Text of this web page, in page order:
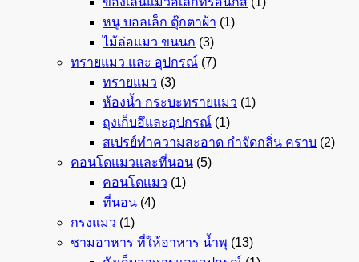
หนู บอลเล็ก ตุ๊กตาผ้า (1)
ไม้ล่อแมว ขนนก (3)
ทรายแมว และ อุปกรณ์ (7)
ทรายแมว (3)
ห้องน้ำ กระบะทรายแมว (1)
ถุงเก็บอึและอุปกรณ์ (1)
สเปรย์ทำความสะอาด กำจัดกลิ่น คราบ (2)
คอนโดแมวและที่นอน (5)
คอนโดแมว (1)
ที่นอน (4)
กรงแมว (1)
ชามอาหาร ที่ให้อาหาร น้ำพุ (13)